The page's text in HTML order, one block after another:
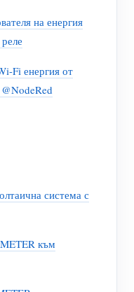
на енергия
Fi енергия от
система с
към